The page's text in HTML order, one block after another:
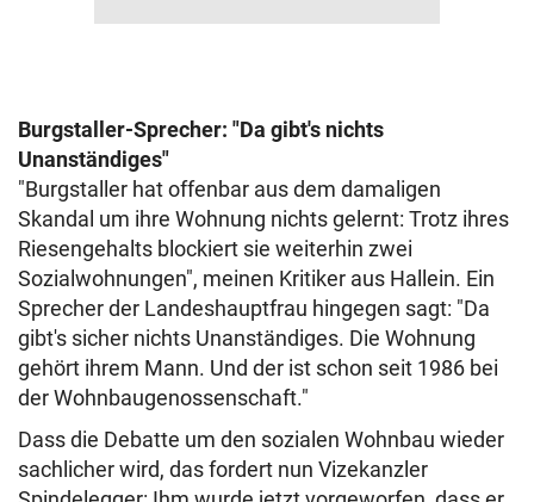
Burgstaller-Sprecher: "Da gibt's nichts
Unanständiges"
"Burgstaller hat offenbar aus dem damaligen
Skandal um ihre Wohnung nichts gelernt: Trotz ihres
Riesengehalts blockiert sie weiterhin zwei
Sozialwohnungen", meinen Kritiker aus Hallein. Ein
Sprecher der Landeshauptfrau hingegen sagt: "Da
gibt's sicher nichts Unanständiges. Die Wohnung
gehört ihrem Mann. Und der ist schon seit 1986 bei
der Wohnbaugenossenschaft."
Dass die Debatte um den sozialen Wohnbau wieder
sachlicher wird, das fordert nun Vizekanzler